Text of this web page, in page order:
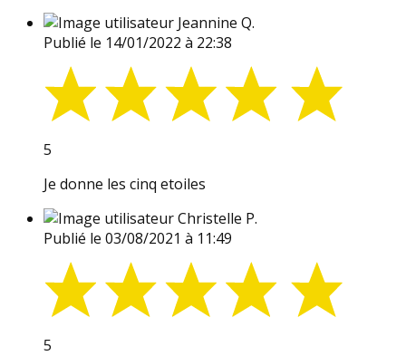
Jeannine Q.
Publié le 14/01/2022 à 22:38
5
Je donne les cinq etoiles
Christelle P.
Publié le 03/08/2021 à 11:49
5